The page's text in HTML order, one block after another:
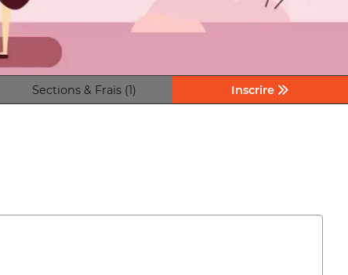
Sections & Frais (1) Inscrire